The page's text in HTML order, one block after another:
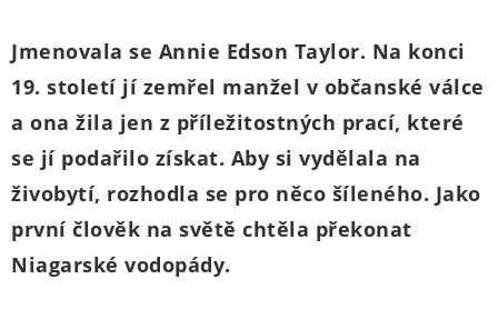
Jmenovala se Annie Edson Taylor. Na konci
19. století jí zemřel manžel v občanské válce
a ona žila jen z příležitostných prací, které
se jí podařilo získat. Aby si vydělala na
živobytí, rozhodla se pro něco šíleného. Jako
první člověk na světě chtěla překonat
Niagarské vodopády.